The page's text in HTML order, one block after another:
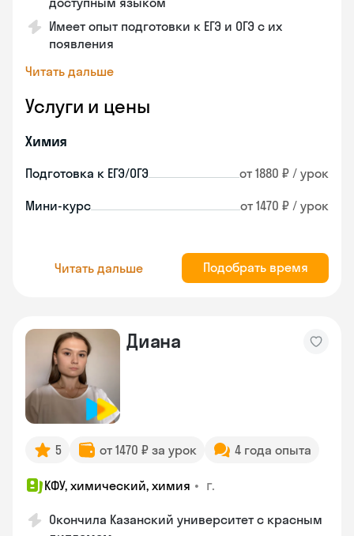
Имеет опыт подготовки к ЕГЭ и ОГЭ с их
появления
Читать дальше
Услуги и цены
Химия
Подготовка к ЕГЭ/ОГЭ от 1880 ₽ / урок
Мини-курс от 1470 ₽ / урок
Читать дальше Подобрать время
Диана
5 от 1470 ₽ за урок 4 года опыта
КФУ, химический, химия • г.
Окончила Казанский университет с красным